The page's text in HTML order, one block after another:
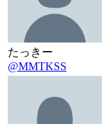
たっきー
@MMTKSS